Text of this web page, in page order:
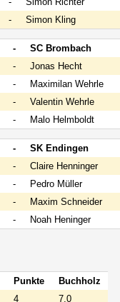
- Simon Kling
- SC Brombach
- Jonas Hecht
- Maximilan Wehrle
- Valentin Wehrle
- Malo Helmboldt
- SK Endingen
- Claire Henninger
- Pedro Müller
- Maxim Schneider
- Noah Heninger
Punkte
Buchholz
4
7,0